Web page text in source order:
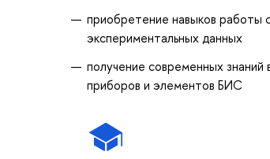
приобретение навыков работы
экспериментальных данных
получение современных
приборов и элементов БИС